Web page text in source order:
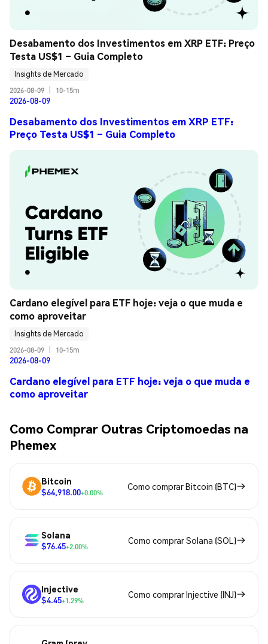
Desabamento dos Investimentos em XRP ETF: Preço
Testa US$1 – Guia Completo
Insights de Mercado
2026-08-09
10-15m
2026-08-09
Desabamento dos Investimentos em XRP ETF:
Preço Testa US$1 – Guia Completo
Cardano elegível para ETF hoje: veja o que muda e
como aproveitar
Insights de Mercado
2026-08-09
10-15m
2026-08-09
Cardano elegível para ETF hoje: veja o que muda e
como aproveitar
Como Comprar Outras Criptomoedas na
Phemex
Bitcoin
$64,918.00+0.00%
Como comprar Bitcoin (BTC)
Solana
$76.45+2.00%
Como comprar Solana (SOL)
Injective
$4.45+1.29%
Como comprar Injective (INJ)